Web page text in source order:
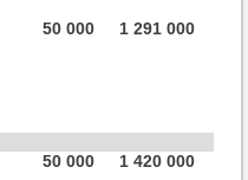
50 000 1 291 000
50 000 1 420 000